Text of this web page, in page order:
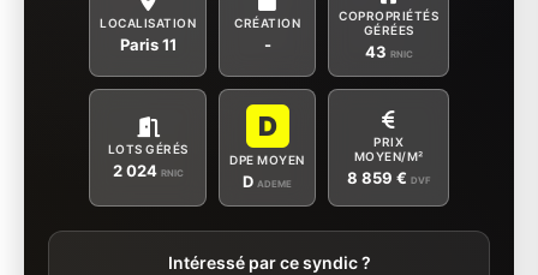
LOCALISATION
Paris 11
CRÉATION
-
COPROPRIÉTÉS
GÉRÉES
43 RNIC
LOTS GÉRÉS
2 024 RNIC
D
DPE MOYEN
D ADEME
PRIX
MOYEN/M²
8 859 € DVF
Intéressé par ce syndic ?